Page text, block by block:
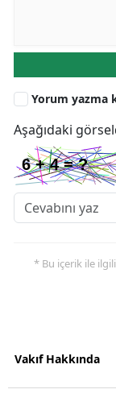
Yorum yazma
Aşağıdaki
* Bu içerik ile
Vakıf Hakkında